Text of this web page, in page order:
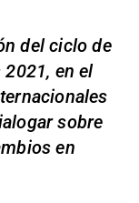
del ciclo de
en el
sobre
en